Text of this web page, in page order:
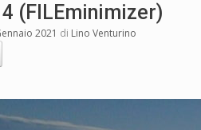
(FILEminimizer)
2021 di Lino Venturino